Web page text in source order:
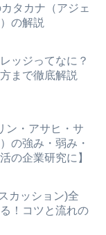
タカナ（アジェ
の解説
ッジってなに？
まで徹底解説
ン・アサヒ・サ
の強み・弱み・
の企業研究に】
カッション)全
！コツと流れの